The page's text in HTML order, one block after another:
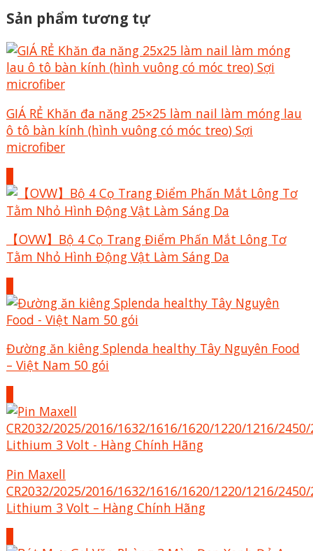
Sản phẩm tương tự
GIÁ RẺ Khăn đa năng 25×25 làm nail làm móng lau
ô tô bàn kính (hình vuông có móc treo) Sợi
microfiber
【OVW】Bộ 4 Cọ Trang Điểm Phấn Mắt Lông Tơ
Tằm Nhỏ Hình Động Vật Làm Sáng Da
Đường ăn kiêng Splenda healthy Tây Nguyên Food
– Việt Nam 50 gói
Pin Maxell
CR2032/2025/2016/1632/1616/1620/1220/1216/
Lithium 3 Volt – Hàng Chính Hãng